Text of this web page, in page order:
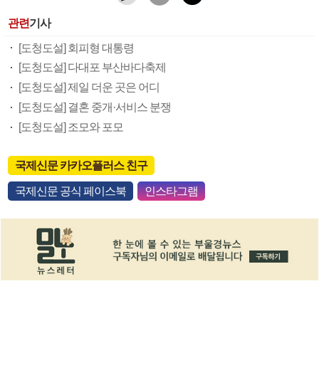
관련기사
[도청도설] 회피형 대통령
[도청도설] 다대포 부산바다축제
[도청도설] 제일 더운 곳은 어디
[도청도설] 결혼 중개·서비스 분쟁
[도청도설] 조모와 포모
국제신문 카카오플러스 친구
국제신문 공식 페이스북 인스타그램